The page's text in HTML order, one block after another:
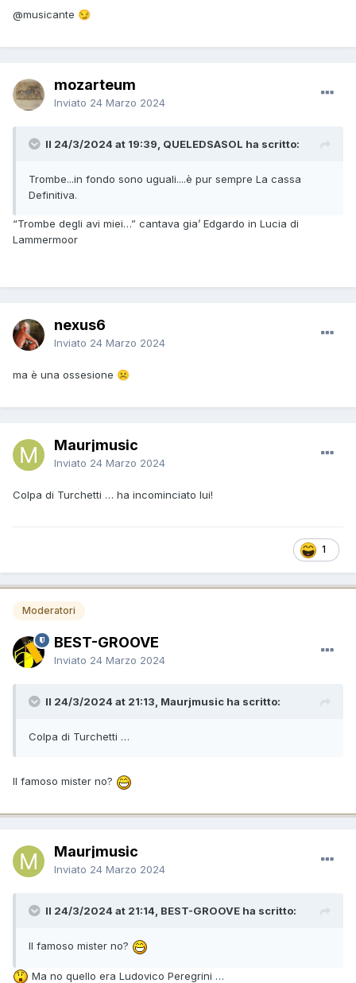
@musicante 😏
mozarteum
Inviato 24 Marzo 2024
Il 24/3/2024 at 19:39, QUELEDSASOL ha scritto:
Trombe...in fondo sono uguali....è pur sempre La cassa
Definitiva.
“Trombe degli avi miei…” cantava gia’ Edgardo in Lucia di
Lammermoor
nexus6
Inviato 24 Marzo 2024
ma è una ossesione ☹️
Maurjmusic
Inviato 24 Marzo 2024
Colpa di Turchetti … ha incominciato lui!
1
Moderatori
BEST-GROOVE
Inviato 24 Marzo 2024
Il 24/3/2024 at 21:13, Maurjmusic ha scritto:
Colpa di Turchetti …
Il famoso mister no?
Maurjmusic
Inviato 24 Marzo 2024
Il 24/3/2024 at 21:14, BEST-GROOVE ha scritto:
Il famoso mister no?
Ma no quello era Ludovico Peregrini …